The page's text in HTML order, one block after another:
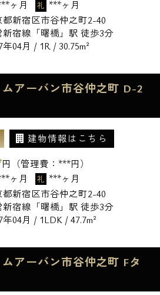
ヶ月 礼 ***ヶ月
都新宿区市谷仲之町2-40
新宿線「曙橋」駅 徒歩3分
年04月 / 1R / 30.75m²
ムアーバン市谷仲之町 D-2
建物情報はこちら
円（管理費： ***円）
ヶ月 礼 ***ヶ月
都新宿区市谷仲之町2-40
新宿線「曙橋」駅 徒歩3分
年04月 / 1LDK / 47.7m²
ムアーバン市谷仲之町 Fタ